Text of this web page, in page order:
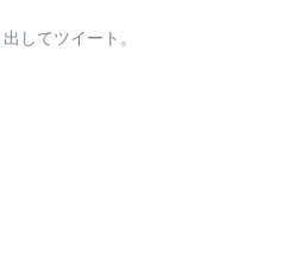
してツイート。